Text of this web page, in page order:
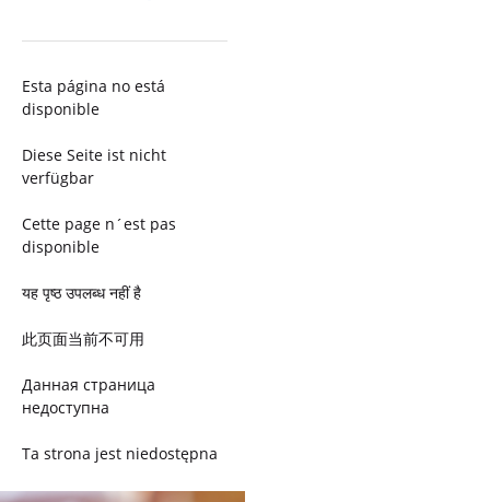
Esta página no está
disponible
Diese Seite ist nicht
verfügbar
Cette page n´est pas
disponible
यह पृष्ठ उपलब्ध नहीं है
此页面当前不可用
Данная страница
недоступна
Ta strona jest niedostępna